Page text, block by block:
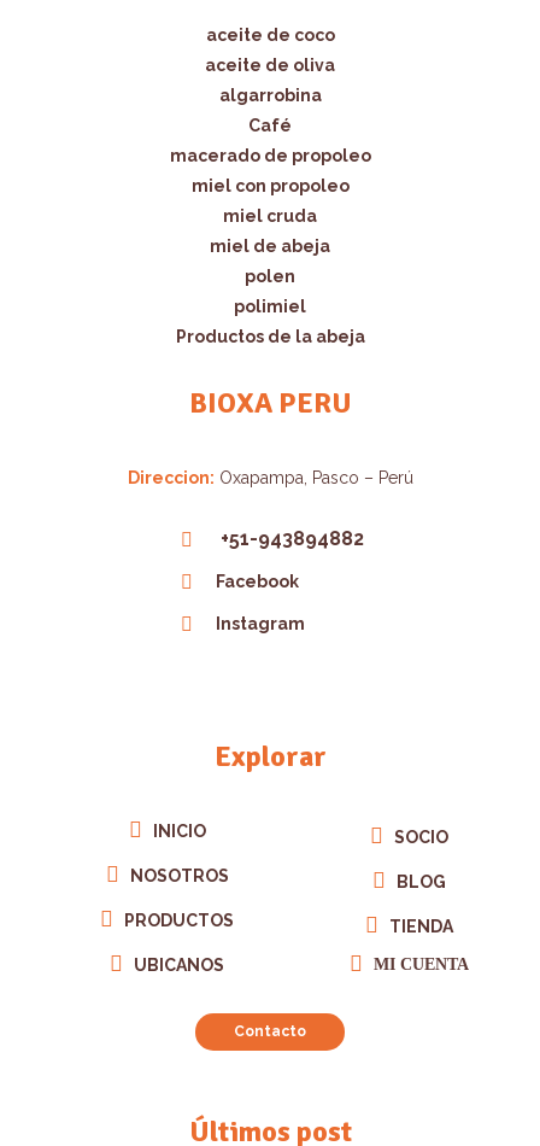
aceite de coco
aceite de oliva
algarrobina
Café
macerado de propoleo
miel con propoleo
miel cruda
miel de abeja
polen
polimiel
Productos de la abeja
BIOXA PERU
Direccion: Oxapampa, Pasco – Perú
+51-943894882
Facebook
Instagram
Explorar
INICIO
NOSOTROS
PRODUCTOS
UBICANOS
SOCIO
BLOG
TIENDA
MI CUENTA
Contacto
Últimos post